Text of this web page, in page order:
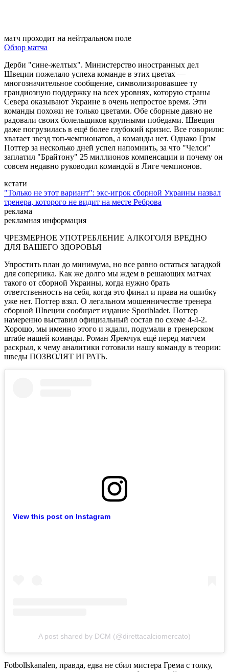
матч проходит на нейтральном поле
Обзор матча
Дерби "сине-желтых". Министерство иностранных дел
Швеции пожелало успеха команде в этих цветах —
многозначительное сообщение, символизировавшее ту
грандиозную поддержку на всех уровнях, которую страны
Севера оказывают Украине в очень непростое время. Эти
команды похожи не только цветами. Обе сборные давно не
радовали своих болельщиков крупными победами. Швеция
даже погрузилась в ещё более глубокий кризис. Все говорили:
хватает звезд топ-чемпионатов, а команды нет. Однако Грэм
Поттер за несколько дней успел напомнить, за что "Челси"
заплатил "Брайтону" 25 миллионов компенсации и почему он
совсем недавно руководил командой в Лиге чемпионов.
кстати
"Только не этот вариант": экс-игрок сборной Украины назвал
тренера, которого не видит на месте Реброва
реклама
рекламная информация
ЧРЕЗМЕРНОЕ УПОТРЕБЛЕНИЕ АЛКОГОЛЯ ВРЕДНО
ДЛЯ ВАШЕГО ЗДОРОВЬЯ
Упростить план до минимума, но все равно остаться загадкой
для соперника. Как же долго мы ждем в решающих матчах
такого от сборной Украины, когда нужно брать
ответственность на себя, когда это финал и права на ошибку
уже нет. Поттер взял. О легальном мошенничестве тренера
сборной Швеции сообщает издание Sportbladet. Поттер
намеренно выставил официальный состав по схеме 4-4-2.
Хорошо, мы именно этого и ждали, подумали в тренерском
штабе нашей команды. Роман Яремчук ещё перед матчем
раскрыл, к чему аналитики готовили нашу команду в теории:
шведы ПОЗВОЛЯТ ИГРАТЬ.
View this post on Instagram
A post shared by DCM (@direttacalciomercato)
Fotbollskanalen, правда, едва не сбил мистера Грема с толку,